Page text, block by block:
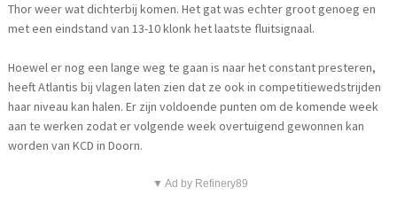
Thor weer wat dichterbij komen. Het gat was echter groot genoeg en
met een eindstand van 13-10 klonk het laatste fluitsignaal.
Hoewel er nog een lange weg te gaan is naar het constant presteren,
heeft Atlantis bij vlagen laten zien dat ze ook in competitiewedstrijden
haar niveau kan halen. Er zijn voldoende punten om de komende week
aan te werken zodat er volgende week overtuigend gewonnen kan
worden van KCD in Doorn.
▼ Ad by Refinery89